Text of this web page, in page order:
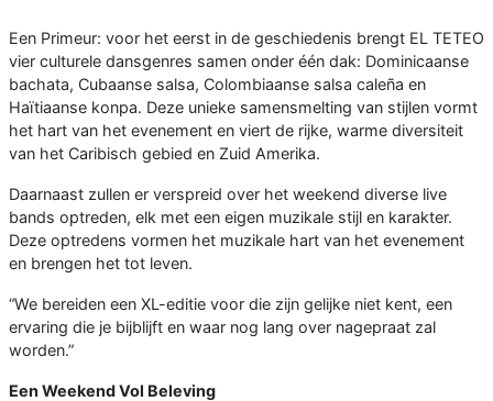
Een Primeur: voor het eerst in de geschiedenis brengt EL TETEO
vier culturele dansgenres samen onder één dak: Dominicaanse
bachata, Cubaanse salsa, Colombiaanse salsa caleña en
Haïtiaanse konpa. Deze unieke samensmelting van stijlen vormt
het hart van het evenement en viert de rijke, warme diversiteit
van het Caribisch gebied en Zuid Amerika.
Daarnaast zullen er verspreid over het weekend diverse live
bands optreden, elk met een eigen muzikale stijl en karakter.
Deze optredens vormen het muzikale hart van het evenement
en brengen het tot leven.
“We bereiden een XL-editie voor die zijn gelijke niet kent, een
ervaring die je bijblijft en waar nog lang over nagepraat zal
worden.”
Een Weekend Vol Beleving